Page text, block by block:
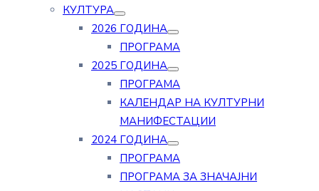
КУЛТУРА
2026 ГОДИНА
ПРОГРАМА
2025 ГОДИНА
ПРОГРАМА
КАЛЕНДАР НА КУЛТУРНИ
МАНИФЕСТАЦИИ
2024 ГОДИНА
ПРОГРАМА
ПРОГРАМА ЗА ЗНАЧАЈНИ